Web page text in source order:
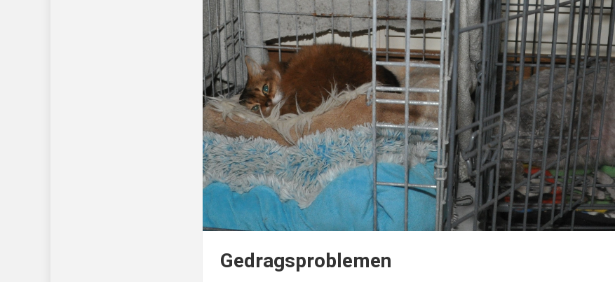
Gedragsproblemen